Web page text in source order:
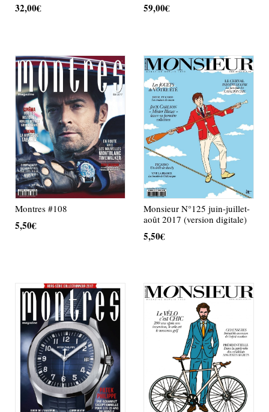
32,00€ 59,00€
Montres #108
5,50€
Monsieur N°125 juin-juillet-
août 2017 (version digitale)
5,50€